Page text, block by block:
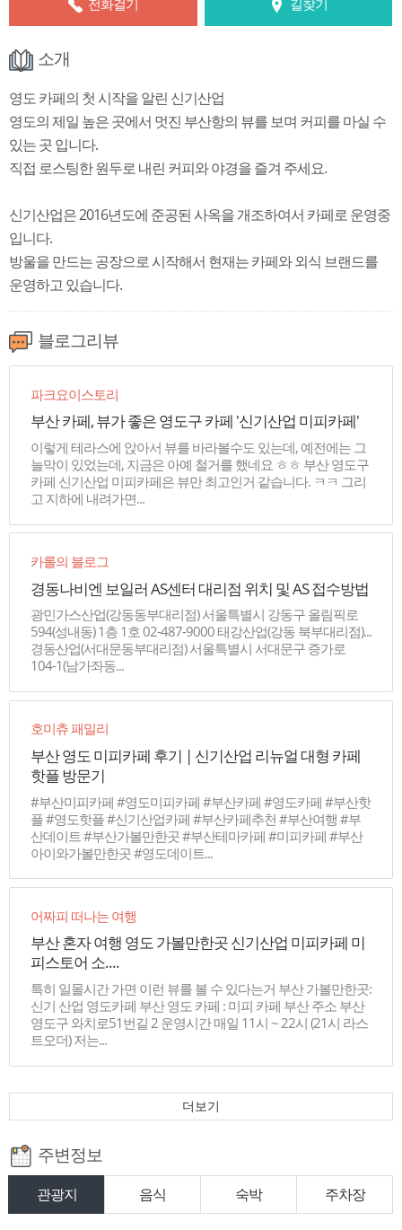
소개
영도 카페의 첫 시작을 알린 신기산업
영도의 제일 높은 곳에서 멋진 부산항의 뷰를 보며 커피를 마실 수
있는 곳 입니다.
직접 로스팅한 원두로 내린 커피와 야경을 즐겨 주세요.
신기산업은 2016년도에 준공된 사옥을 개조하여서 카페로 운영중
입니다.
방울을 만드는 공장으로 시작해서 현재는 카페와 외식 브랜드를
운영하고 있습니다.
블로그리뷰
파크요이스토리
부산 카페, 뷰가 좋은 영도구 카페 '신기산업 미피카페'
이렇게 테라스에 앉아서 뷰를 바라볼수도 있는데, 예전에는 그
늘막이 있었는데, 지금은 아예 철거를 했네요 ㅎㅎ 부산 영도구
카페 신기산업 미피카페은 뷰만 최고인거 같습니다. ㅋㅋ 그리
고 지하에 내려가면...
카롤의 블로그
경동나비엔 보일러 AS센터 대리점 위치 및 AS 접수방법
광민가스산업(강동동부대리점) 서울특별시 강동구 올림픽로
594(성내동) 1층 1호 02-487-9000 태강산업(강동 북부대리점)...
경동산업(서대문동부대리점) 서울특별시 서대문구 증가로
104-1(남가좌동...
호미츄 패밀리
부산 영도 미피카페 후기 | 신기산업 리뉴얼 대형 카페
핫플 방문기
#부산미피카페 #영도미피카페 #부산카페 #영도카페 #부산핫
플 #영도핫플 #신기산업카페 #부산카페추천 #부산여행 #부
산데이트 #부산가볼만한곳 #부산테마카페 #미피카페 #부산
아이와가볼만한곳 #영도데이트...
어짜피 떠나는 여행
부산 혼자 여행 영도 가볼만한곳 신기산업 미피카페 미
피스토어 소....
특히 일몰시간 가면 이런 뷰를 볼 수 있다는거 부산 가볼만한곳:
신기 산업 영도카페 부산 영도 카페 : 미피 카페 부산 주소 부산
영도구 와치로51번길 2 운영시간 매일 11시 ~ 22시 (21시 라스
트오더) 저는...
더보기
주변정보
관광지 음식 숙박 주차장